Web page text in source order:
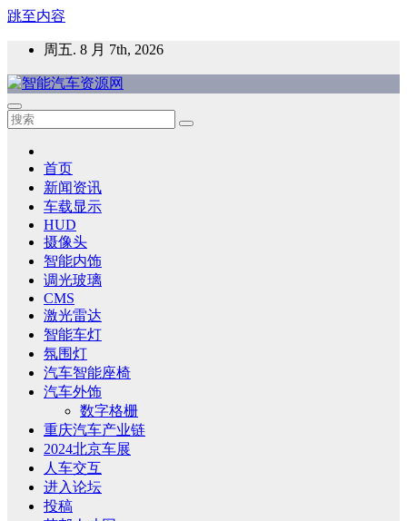
跳至内容
周五. 8 月 7th, 2026
智能汽车资源网
智能表面，智能内饰，新能源汽车，HMI，人车交互，智能车
首页
新闻资讯
车载显示
HUD
摄像头
智能内饰
调光玻璃
CMS
激光雷达
智能车灯
氛围灯
汽车智能座椅
汽车外饰
数字格栅
重庆汽车产业链
2024北京车展
人车交互
进入论坛
投稿